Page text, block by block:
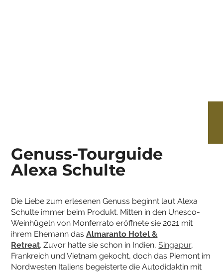
Genuss-Tourguide
Alexa Schulte
Die Liebe zum erlesenen Genuss beginnt laut Alexa
Schulte immer beim Produkt. Mitten in den Unesco-
Weinhügeln von Monferrato eröffnete sie 2021 mit
ihrem Ehemann dasAlmaranto Hotel &
Retreat. Zuvor hatte sie schon in Indien,Singapur,
Frankreich und Vietnam gekocht, doch das Piemont im
Nordwesten Italiens begeisterte die Autodidaktin mit